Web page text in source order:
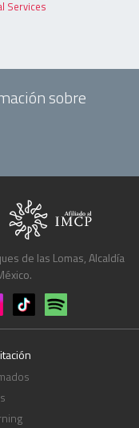
Services
sobre
de las Lomas, Alcaldía